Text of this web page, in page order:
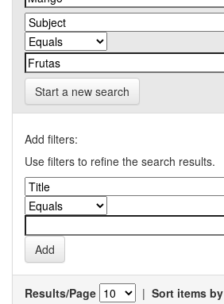
Start a new search
Add filters:
Use filters to refine the search results.
Results/Page | Sort items by